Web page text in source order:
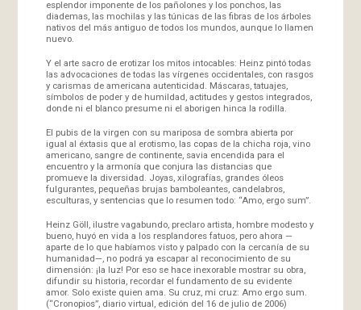
esplendor imponente de los pañolones y los ponchos, las
diademas, las mochilas y las túnicas de las fibras de los árboles
nativos del más antiguo de todos los mundos, aunque lo llamen
nuevo.
Y el arte sacro de erotizar los mitos intocables: Heinz pintó todas
las advocaciones de todas las vírgenes occidentales, con rasgos
y carismas de americana autenticidad. Máscaras, tatuajes,
símbolos de poder y de humildad, actitudes y gestos integrados,
donde ni el blanco presume ni el aborigen hinca la rodilla.
El pubis de la virgen con su mariposa de sombra abierta por
igual al éxtasis que al erotismo, las copas de la chicha roja, vino
americano, sangre de continente, savia encendida para el
encuentro y la armonía que conjura las distancias que
promueve la diversidad. Joyas, xilografías, grandes óleos
fulgurantes, pequeñas brujas bamboleantes, candelabros,
esculturas, y sentencias que lo resumen todo: “Amo, ergo sum”.
Heinz Göll, ilustre vagabundo, preclaro artista, hombre modesto y
bueno, huyó en vida a los resplandores fatuos, pero ahora —
aparte de lo que habíamos visto y palpado con la cercanía de su
humanidad—, no podrá ya escapar al reconocimiento de su
dimensión: ¡la luz! Por eso se hace inexorable mostrar su obra,
difundir su historia, recordar el fundamento de su evidente
amor. Solo existe quien ama. Su cruz, mi cruz: Amo ergo sum.
(“Cronopios”, diario virtual, edición del 16 de julio de 2006)